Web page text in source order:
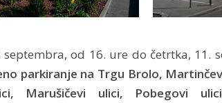
septembra, od 16. ure do četrtka, 11.
parkiranje na Trgu Brolo,
Marušičevi ulici, Pobegovi